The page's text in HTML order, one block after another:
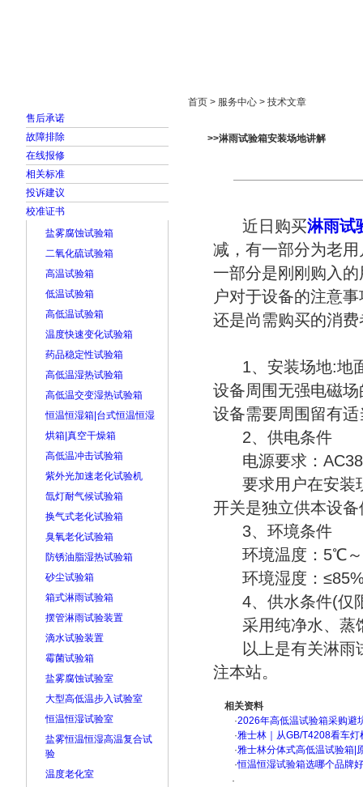
售后承诺
故障排除
在线报修
相关标准
投诉建议
校准证书
盐雾腐蚀试验箱
二氧化硫试验箱
高温试验箱
低温试验箱
高低温试验箱
温度快速变化试验箱
药品稳定性试验箱
高低温湿热试验箱
高低温交变湿热试验箱
恒温恒湿箱|台式恒温恒湿
烘箱|真空干燥箱
高低温冲击试验箱
紫外光加速老化试验机
氙灯耐气候试验箱
换气式老化试验箱
臭氧老化试验箱
防锈油脂湿热试验箱
砂尘试验箱
箱式淋雨试验箱
摆管淋雨试验装置
滴水试验装置
霉菌试验箱
盐雾腐蚀试验室
大型高低温步入试验室
恒温恒湿试验室
盐雾恒温恒湿高温复合试
验
温度老化室
首页 > 服务中心 > 技术文章
>>淋雨试验箱安装场地讲解
近日购买淋雨试
减，有一部分为老
一部分是刚刚购入
户对于设备的注意
还是尚需购买的消
1、安装场地:地
设备周围无强电磁
设备需要周围留有
2、供电条件
电源要求：
要求用户在安装
开关是独立供本设备
3、环境条件
环境温度：5℃
环境湿度：
4、供水条件(仅
采用纯净水、蒸
以上是有关淋
注本站。
相关资料
·2026年高低温试验箱采购
·雅士林｜从GB/T4208看车
·雅士林分体式高低温试验箱|
·恒温恒湿试验箱选哪个品牌
·